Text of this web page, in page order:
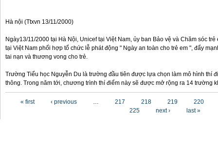
Hà nội (Ttxvn 13/11/2000)
Ngày13/11/2000 tại Hà Nội, Unicef tại Việt Nam, ủy ban Bảo vệ và Chăm sóc
tại Việt Nam phối hợp tổ chức lễ phát động " Ngày an toàn cho trẻ em ", đẩy
tai nạn và thương vong cho trẻ.
Trường Tiểu học Nguyễn Du là trường đầu tiên được lựa chọn làm mô hình thí
thông. Trong năm tới, chương trình thí điểm này sẽ được mở rộng ra 14 trường
« first ‹ previous … 217 218 219
220
225
next › last »